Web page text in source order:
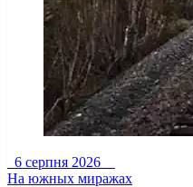
6 серпня 2026
На южных миражах